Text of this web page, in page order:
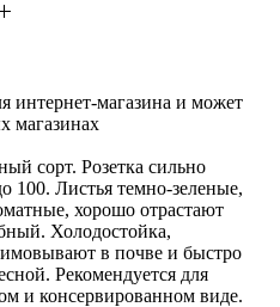
интернет-магазина и может
магазинах
сорт. Розетка сильно
100. Листья темно-зеленые,
хорошо отрастают
Холодостойка,
в почве и быстро
Рекомендуется для
и консервированном виде.